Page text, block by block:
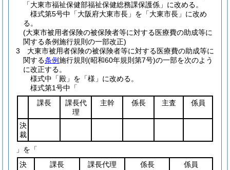
「大東市福祉保健部福祉保健総務課保護係」に改める。
様式第5号中「大阪府大東市長」を「大東市長」に改め
る。
(大東市被用者保険の被保険者等に対する医療費の助成等に
関する条例施行規則の一部改正)
3
大東市被用者保険の被保険者等に対する医療費の助成等に
関する条例施行規則 (昭和60年規則第7号)の一部を次のよう
に改正する。
様式中「殿」を「様」に改める。
様式第1号中「
課長
課長代
理
主幹 係長 主査 係員
決
裁
」を「
決
課長 課長代理 係長 係員